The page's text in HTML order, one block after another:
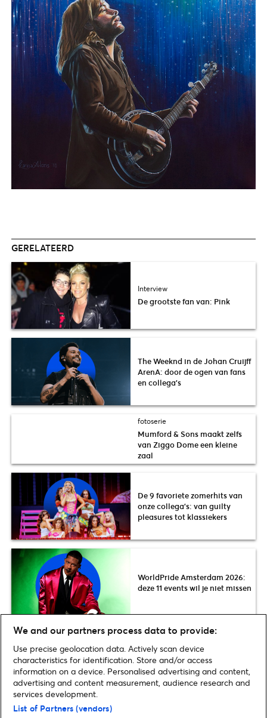
GERELATEERD
Interview
De grootste fan van: Pink
The Weeknd in de Johan Cruijff
ArenA: door de ogen van fans
en collega’s
fotoserie
Mumford & Sons maakt zelfs
van Ziggo Dome een kleine
zaal
De 9 favoriete zomerhits van
onze collega’s: van guilty
pleasures tot klassiekers
WorldPride Amsterdam 2026:
deze 11 events wil je niet missen
Mumford & Sons. 23 mei Ziggo
Dome
Home»Fans»De grootste fan van: Mumford & Sons
We and our partners process data to provide:
Use precise geolocation data. Actively scan device
characteristics for identification. Store and/or access
information on a device. Personalised advertising and content,
advertising and content measurement, audience research and
services development.
List of Partners (vendors)